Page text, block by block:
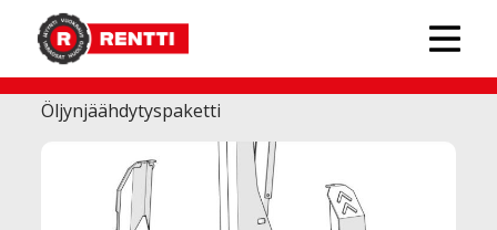
PALMS-lisävarusteet metsäkoneisiin›
Öljynjäähdytyspaketti